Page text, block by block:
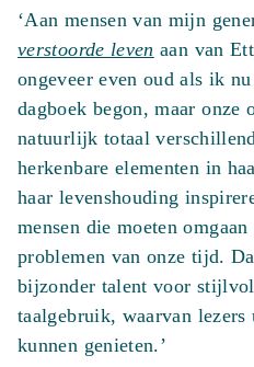
‘Aan mensen van mijn
verstoorde leven aan van
ongeveer even oud als ik
dagboek begon, maar onze
natuurlijk totaal
herkenbare elementen in
haar levenshouding
mensen die moeten
problemen van onze tijd.
bijzonder talent voor
taalgebruik, waarvan lezers
kunnen genieten.’